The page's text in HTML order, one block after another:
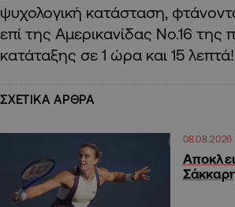
ψυχολογική κατάσταση,
επί της Αμερικανίδας Νο.16 της
κατάταξης σε 1 ώρα και 15 λεπτά!
ΣΧΕΤΙΚΑ ΑΡΘΡΑ
08.08.2026